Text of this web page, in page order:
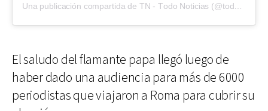
El saludo del flamante papa llegó luego de
haber dado una audiencia para más de 6000
periodistas que viajaron a Roma para cubrir su